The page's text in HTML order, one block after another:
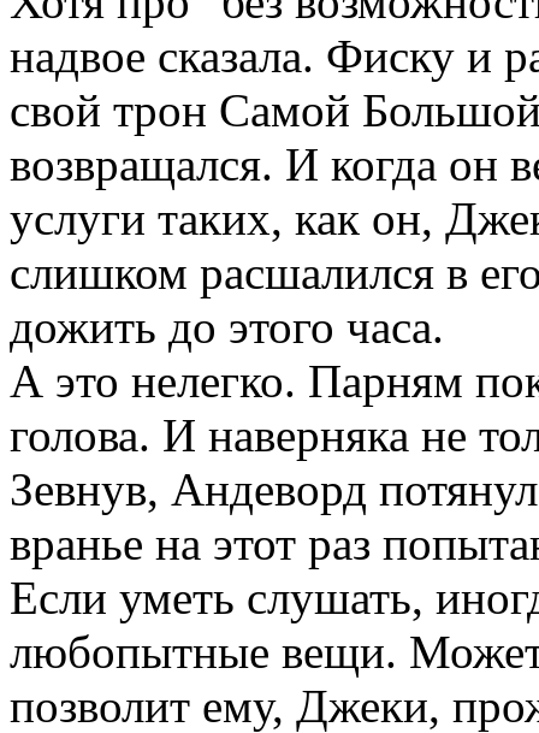
надвое сказала. Фиску и
свой трон Самой
возвращался. И когда он
услуги таких, как он,
слишком расшалился в
дожить до этого часа.
А это нелегко. Парням
голова. И наверняка не
Зевнув, Андеворд
вранье на этот раз
Если уметь слушать,
любопытные вещи.
позволит ему, Джеки,